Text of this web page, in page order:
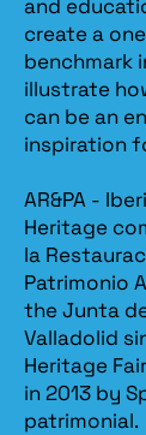
and
create a
benchmark
illustrate
can be an
inspiration
AR&PA -
Heritage
la
Patrimonio
the Junta
Valladolid
Heritage
in 2013 by
patrimonial.​